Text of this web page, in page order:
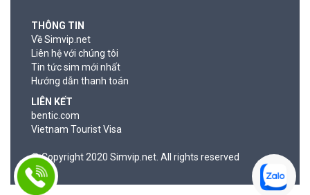
THÔNG TIN
Về Simvip.net
Liên hệ với chúng tôi
Tin tức sim mới nhất
Hướng dẫn thanh toán
LIÊN KẾT
bentic.com
Vietnam Tourist Visa
© Copyright 2020 Simvip.net. All rights reserved
© Copyright 2020 Simvip.net. All rights reserved